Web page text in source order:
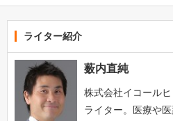
ライター紹介
薮内直純
株式会社イコール
ライター。医療や